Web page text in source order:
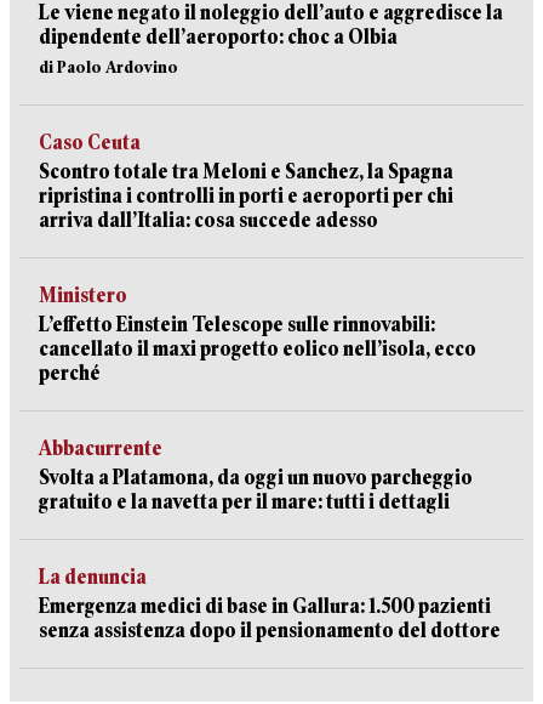
Le viene negato il noleggio dell’auto e aggredisce la
dipendente dell’aeroporto: choc a Olbia
di Paolo Ardovino
Caso Ceuta
Scontro totale tra Meloni e Sanchez, la Spagna
ripristina i controlli in porti e aeroporti per chi
arriva dall’Italia: cosa succede adesso
Ministero
L’effetto Einstein Telescope sulle rinnovabili:
cancellato il maxi progetto eolico nell’isola, ecco
perché
Abbacurrente
Svolta a Platamona, da oggi un nuovo parcheggio
gratuito e la navetta per il mare: tutti i dettagli
La denuncia
Emergenza medici di base in Gallura: 1.500 pazienti
senza assistenza dopo il pensionamento del dottore